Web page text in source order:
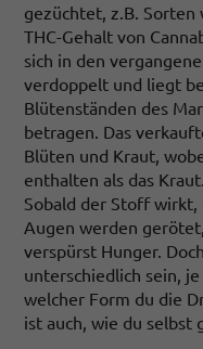
gezüchtet, z.B. Sorten
THC-Gehalt von
sich in den
verdoppelt und liegt
Blütenständen des
betragen. Das
Blüten und Kraut,
enthalten als das Kraut.
Sobald der Stoff wirkt,
Augen werden
verspürst Hunger.
unterschiedlich sein,
welcher Form du die
ist auch, wie du selbst